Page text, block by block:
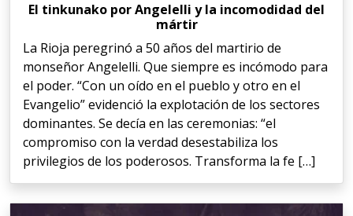
El tinkunako por Angelelli y la incomodidad del
mártir
La Rioja peregrinó a 50 años del martirio de
monseñor Angelelli. Que siempre es incómodo para
el poder. “Con un oído en el pueblo y otro en el
Evangelio” evidenció la explotación de los sectores
dominantes. Se decía en las ceremonias: “el
compromiso con la verdad desestabiliza los
privilegios de los poderosos. Transforma la fe […]